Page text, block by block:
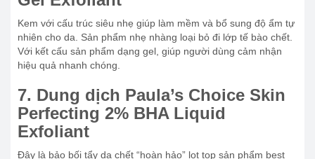
Kem với cấu trúc siêu nhẹ giúp làm mềm và bổ sung độ ẩm tự
nhiên cho da. Sản phẩm nhẹ nhàng loại bỏ đi lớp tế bào chết.
Với kết cấu sản phẩm dạng gel, giúp người dùng cảm nhận
hiệu quả nhanh chóng.
7. Dung dịch Paula’s Choice Skin
Perfecting 2% BHA Liquid
Exfoliant
Đây là bảo bối tẩy da chết “hoàn hảo” lọt top sản phẩm best